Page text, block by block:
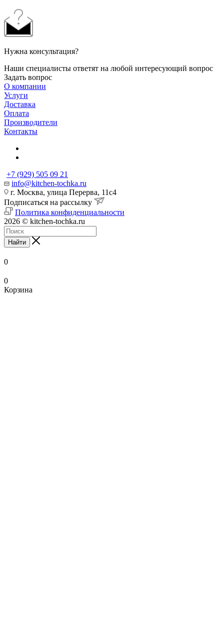
Нужна консультация?
Наши специалисты ответят на любой интересующий вопрос
Задать вопрос
О компании
Услуги
Доставка
Оплата
Производители
Контакты
+7 (929) 505 09 21
info@kitchen-tochka.ru
г. Москва, улица Перерва, 11с4
Подписаться на рассылку
Политика конфиденциальности
2026 © kitchen-tochka.ru
Найти
0
0
Корзина